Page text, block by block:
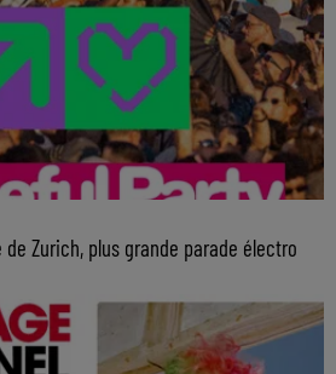
de Zurich, plus grande parade électro